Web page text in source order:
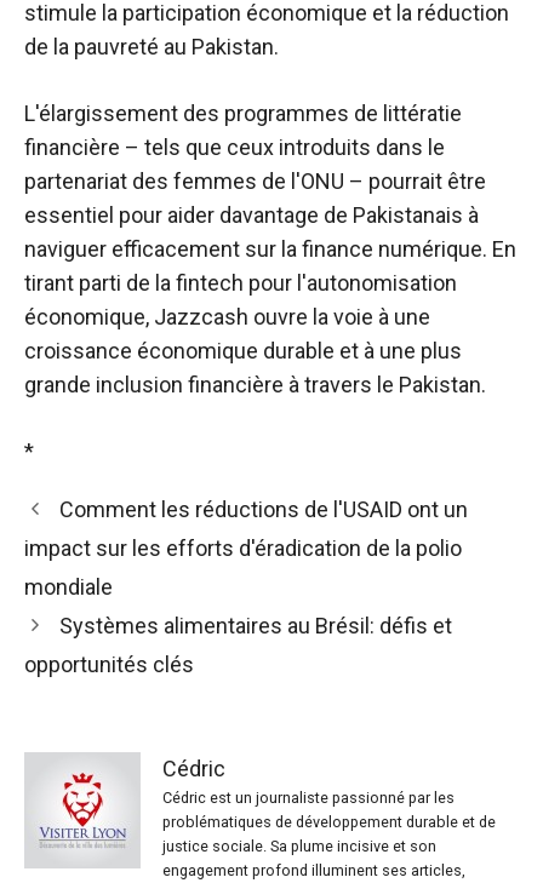
stimule la participation économique et la réduction
de la pauvreté au Pakistan.
L'élargissement des programmes de littératie
financière – tels que ceux introduits dans le
partenariat des femmes de l'ONU – pourrait être
essentiel pour aider davantage de Pakistanais à
naviguer efficacement sur la finance numérique. En
tirant parti de la fintech pour l'autonomisation
économique, Jazzcash ouvre la voie à une
croissance économique durable et à une plus
grande inclusion financière à travers le Pakistan.
*
Comment les réductions de l'USAID ont un
impact sur les efforts d'éradication de la polio
mondiale
Systèmes alimentaires au Brésil: défis et
opportunités clés
Cédric
Cédric est un journaliste passionné par les
problématiques de développement durable et de
justice sociale. Sa plume incisive et son
engagement profond illuminent ses articles,